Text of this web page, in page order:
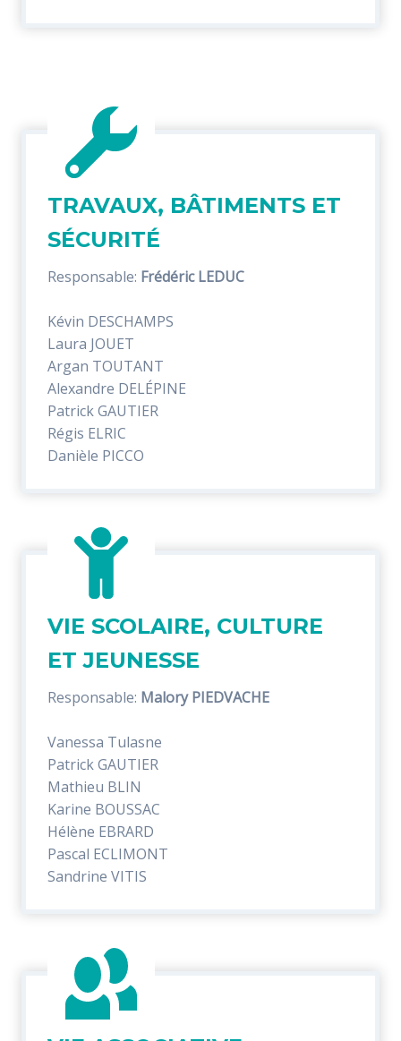
TRAVAUX, BÂTIMENTS ET
SÉCURITÉ
Responsable: Frédéric LEDUC
Kévin DESCHAMPS
Laura JOUET
Argan TOUTANT
Alexandre DELÉPINE
Patrick GAUTIER
Régis ELRIC
Danièle PICCO
VIE SCOLAIRE, CULTURE
ET JEUNESSE
Responsable: Malory PIEDVACHE
Vanessa Tulasne
Patrick GAUTIER
Mathieu BLIN
Karine BOUSSAC
Hélène EBRARD
Pascal ECLIMONT
Sandrine VITIS